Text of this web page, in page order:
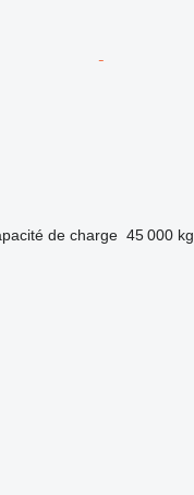
de charge 45 000 kg